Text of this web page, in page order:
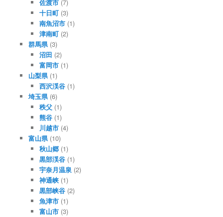
佐渡市 (7)
十日町 (3)
南魚沼市 (1)
津南町 (2)
群馬県(3)
沼田 (2)
富岡市 (1)
山梨県(1)
西沢渓谷 (1)
埼玉県(6)
秩父 (1)
熊谷 (1)
川越市 (4)
富山県(10)
秋山郷 (1)
黒部渓谷 (1)
宇奈月温泉 (2)
神通峡 (1)
黒部峡谷 (2)
魚津市 (1)
富山市 (3)